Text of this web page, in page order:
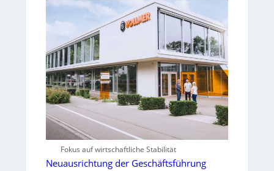
Fokus auf wirtschaftliche Stabilität
Neuausrichtung der Geschäftsführung